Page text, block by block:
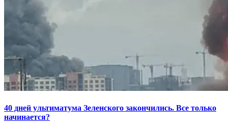
40 дней ультиматума Зеленского закончились. Все только
начинается?